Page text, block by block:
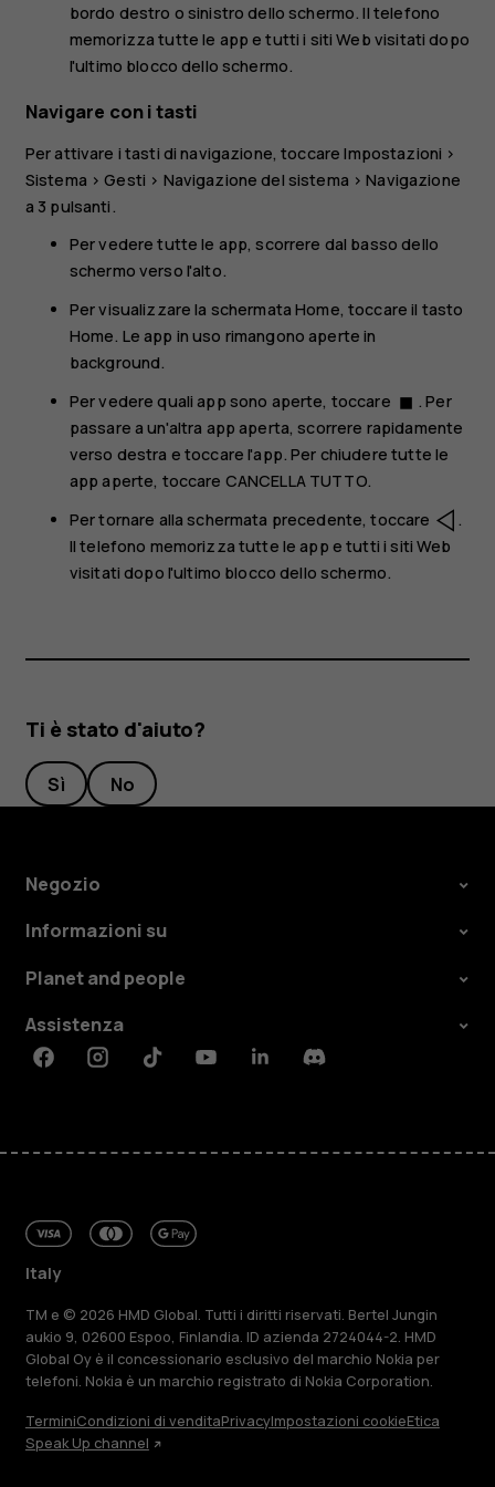
bordo destro o sinistro dello schermo. Il telefono
memorizza tutte le app e tutti i siti Web visitati dopo
l'ultimo blocco dello schermo.
Navigare con i tasti
Per attivare i tasti di navigazione, toccareImpostazioni >
Sistema >Gesti > Navigazione del sistema >Navigazione
a 3 pulsanti .
Per vedere tutte le app, scorrere dal basso dello
schermo verso l'alto.
Per visualizzare la schermata Home, toccare il tasto
Home. Le app in uso rimangono aperte in
background.
Per vedere quali app sono aperte, toccare stop . Per
passare a un'altra app aperta, scorrere rapidamente
verso destra e toccare l'app. Per chiudere tutte le
app aperte, toccare CANCELLA TUTTO.
Per tornare alla schermata precedente, toccare
.
Il telefono memorizza tutte le app e tutti i siti Web
visitati dopo l'ultimo blocco dello schermo.
Ti è stato d'aiuto?
Sì No
Negozio
Informazioni su
Planet and people
Assistenza
FacebookInstagramTiktokYoutubeLinkedinDiscord
Italy
TM e © 2026 HMD Global. Tutti i diritti riservati. Bertel Jungin
aukio 9, 02600 Espoo, Finlandia. ID azienda 2724044-2. HMD
Global Oy è il concessionario esclusivo del marchio Nokia per
telefoni. Nokia è un marchio registrato di Nokia Corporation.
TerminiCondizioni di venditaPrivacyImpostazioni cookieEtica
Speak Up channel